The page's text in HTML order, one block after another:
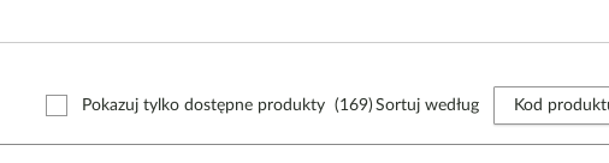
Pokazuj tylko dostępne produkty (169) Sortuj według